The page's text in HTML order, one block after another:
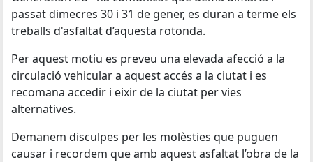
passat dimecres 30 i 31 de gener, es duran a terme els
treballs d'asfaltat d’aquesta rotonda.
Per aquest motiu es preveu una elevada afecció a la
circulació vehicular a aquest accés a la ciutat i es
recomana accedir i eixir de la ciutat per vies
alternatives.
Demanem disculpes per les molèsties que puguen
causar i recordem que amb aquest asfaltat l’obra de la